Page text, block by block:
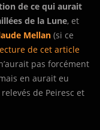
de ce qui aurait
de la Lune, et
Mellan (si ce
de cet article
pas forcément
en aurait eu
de Peiresc et